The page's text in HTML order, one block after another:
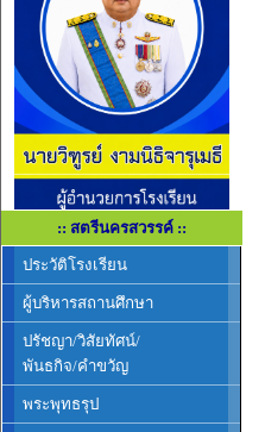
:: สตรีนครสวรรค์ ::
ประวัติโรงเรียน
ผู้บริหารสถานศึกษา
ปรัชญา/วิสัยทัศน์/
พันธกิจ/คำขวัญ
พระพุทธรุป